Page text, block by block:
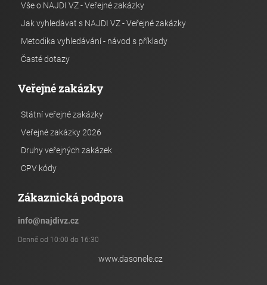
Vše o NAJDI VZ - Veřejné zakázky
Jak vyhledávat s NAJDI VZ - Veřejné zakázky
Metodika vyhledávání - návod s příklady
Časté dotazy
Veřejné zakázky
Státní veřejné zakázky
Veřejné zakázky 2026
Druhy veřejných zakázek
CPV kódy
Zákaznická podpora
info@najdivz.cz
Denně od 10:00 do 16:30
www.dasonele.cz